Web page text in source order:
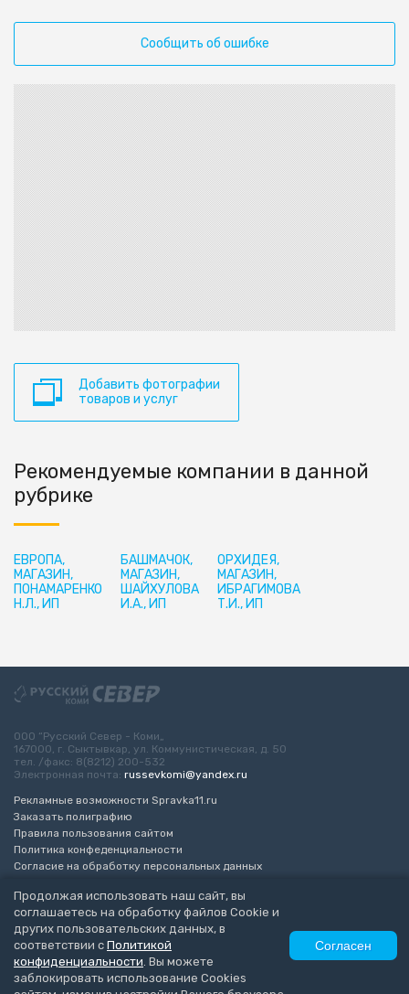
Сообщить об ошибке
Добавить фотографии
товаров и услуг
Рекомендуемые компании в данной
рубрике
ЕВРОПА,
МАГАЗИН,
ПОНАМАРЕНКО
Н.Л., ИП
БАШМАЧОК,
МАГАЗИН,
ШАЙХУЛОВА
И.А., ИП
ОРХИДЕЯ,
МАГАЗИН,
ИБРАГИМОВА
Т.И., ИП
Продолжая использовать наш сайт, вы
соглашаетесь на обработку файлов Cookie и
других пользовательских данных, в
соответствии с Политикой
конфиденциальности. Вы можете
заблокировать использование Cookies
Согласен
ООО “Русский Север - Коми„
167000, г. Сыктывкар, ул. Коммунистическая, д. 50
тел. /факс: 8(8212) 200-532
Электронная почта: russevkomi@yandex.ru
Рекламные возможности Spravka11.ru
Заказать полиграфию
Правила пользования сайтом
Политика конфеденциальности
Согласие на обработку персональных данных
Разработка сайта“ЭкспертБизнесГрупп”
© 2010-2026 Русский Север - Коми